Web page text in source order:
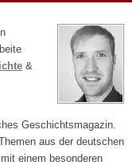
&
Geschichtsmagazin.
aus der deutschen
einem besonderen